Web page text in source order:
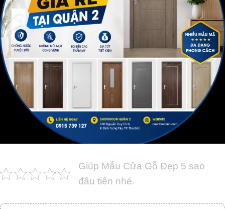
Giúp Mẫu Cửa Gỗ Đẹp 5 sao
đầu tiên nhé.